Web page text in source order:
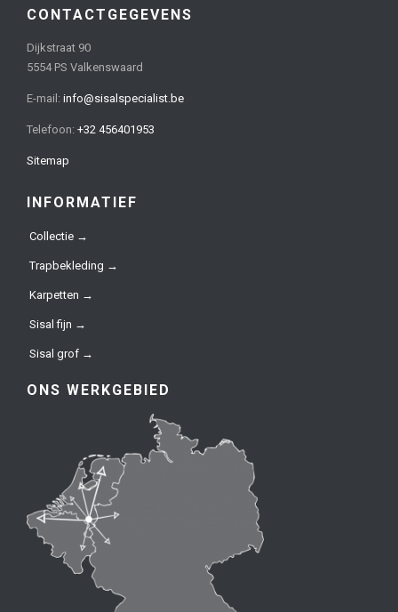
CONTACTGEGEVENS
Dijkstraat 90
5554 PS Valkenswaard
E-mail: info@sisalspecialist.be
Telefoon: +32 456401953
Sitemap
INFORMATIEF
Collectie →
Trapbekleding →
Karpetten →
Sisal fijn →
Sisal grof →
ONS WERKGEBIED